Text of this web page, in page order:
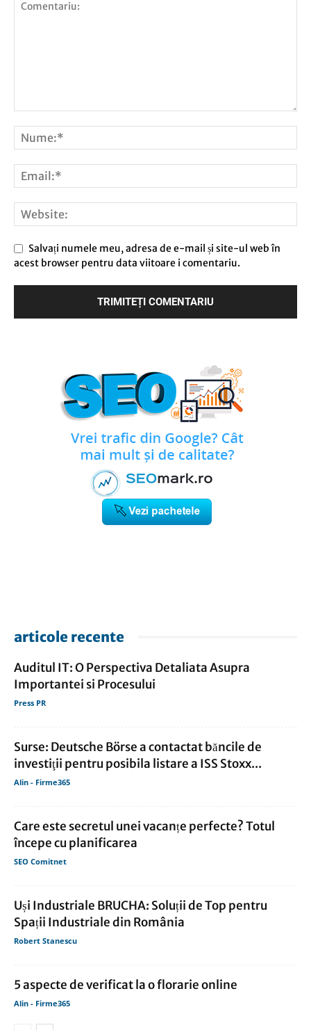
Salvați numele meu, adresa de e-mail și site-ul web în
acest browser pentru data viitoare i comentariu.
articole recente
Auditul IT: O Perspectiva Detaliata Asupra
Importantei si Procesului
Press PR
Surse: Deutsche Börse a contactat băncile de
investiţii pentru posibila listare a ISS Stoxx...
Alin - Firme365
Care este secretul unei vacanțe perfecte? Totul
începe cu planificarea
SEO Comitnet
Uși Industriale BRUCHA: Soluții de Top pentru
Spații Industriale din România
Robert Stanescu
5 aspecte de verificat la o florarie online
Alin - Firme365